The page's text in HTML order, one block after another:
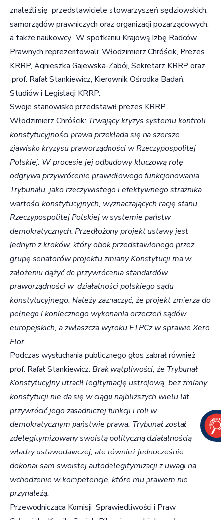
znaleźli się przedstawiciele stowarzyszeń sędziowskich,
samorządów prawniczych oraz organizacji pozarządowych,
a także naukowcy. W spotkaniu Krajową Izbę Radców
Prawnych reprezentowali: Włodzimierz Chróścik, Prezes
KRRP, Agnieszka Gajewska-Zabój, Sekretarz KRRP oraz
prof. Rafał Stankiewicz, Kierownik Ośrodka Badań,
Studiów i Legislacji KRRP.
Swoje stanowisko przedstawił prezes KRRP
Włodzimierz Chróścik: Trwający kryzys systemu kontroli
konstytucyjności prawa przekłada się na szersze
zjawisko kryzysu praworządności w Rzeczypospolitej
Polskiej. W procesie jej odbudowy kluczową rolę
odgrywa przywrócenie prawidłowego funkcjonowania
Trybunału, jako rzeczywistego i efektywnego strażnika
wartości konstytucyjnych, wyznaczających rację stanu
Rzeczypospolitej Polskiej w systemie państw
demokratycznych. Przedłożony projekt ustawy jest
jednym z kroków, który obok przedstawionego przez
grupę senatorów projektu zmiany Konstytucji ma w
założeniu dążyć do przywrócenia standardów
praworządności w działalności polskiego sądu
konstytucyjnego. Należy zaznaczyć, że projekt zmierza do
pełnego i koniecznego wykonania orzeczeń sądów
europejskich, a zwłaszcza wyroku ETPCz w sprawie Xero
Flor.
Podczas wysłuchania publicznego głos zabrał również
prof. Rafał Stankiewicz: Brak wątpliwości, że Trybunał
Konstytucyjny utracił legitymację ustrojową, bez zmiany
konstytucji nie da się w ciągu najbliższych wielu lat
przywrócić jego zasadniczej funkcji i roli w
demokratycznym państwie prawa. Trybunał został
zdelegitymizowany swoistą polityczną działalnością
władzy ustawodawczej, ale również jednocześnie
dokonał sam swoistej autodelegitymizacji z uwagi na
wchodzenie w kompetencje, które mu prawem nie
przynależą.
Przewodnicząca Komisji Sprawiedliwości i Praw